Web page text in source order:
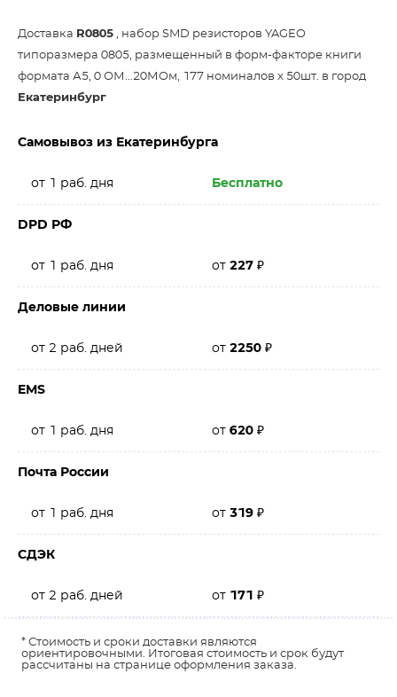
Доставка R0805 , набор SMD резисторов YAGEO
типоразмера 0805, размещенный в форм-факторе книги
формата А5, 0 ОМ...20МОм, 177 номиналов х 50шт. в город
Екатеринбург
Самовывоз из Екатеринбурга
от 1 раб. дня Бесплатно
DPD РФ
от 1 раб. дня от 227 ₽
Деловые линии
от 2 раб. дней от 2250 ₽
EMS
от 1 раб. дня от 620 ₽
Почта России
от 1 раб. дня от 319 ₽
СДЭК
от 2 раб. дней от 171 ₽
* Стоимость и сроки доставки являются
ориентировочными. Итоговая стоимость и срок будут
рассчитаны на странице оформления заказа.